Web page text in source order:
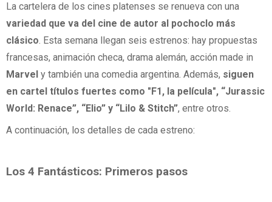
La cartelera de los cines platenses se renueva con una
variedad que va del cine de autor al pochoclo más
clásico. Esta semana llegan seis estrenos: hay propuestas
francesas, animación checa, drama alemán, acción made in
Marvel y también una comedia argentina. Además, siguen
en cartel títulos fuertes como "F1, la película", “Jurassic
World: Renace”, “Elio” y “Lilo & Stitch”, entre otros.
A continuación, los detalles de cada estreno:
Los 4 Fantásticos: Primeros pasos